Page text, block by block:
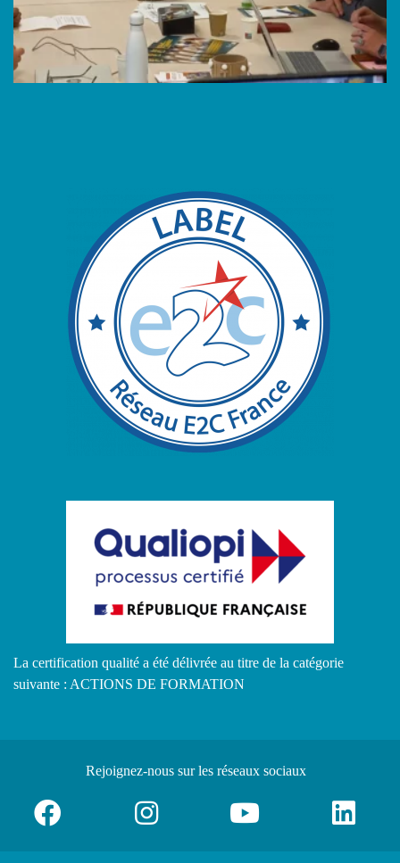
La certification qualité a été délivrée au titre de la catégorie
suivante : ACTIONS DE FORMATION
Rejoignez-nous sur les réseaux sociaux